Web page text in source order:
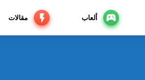
ألعاب مقالات